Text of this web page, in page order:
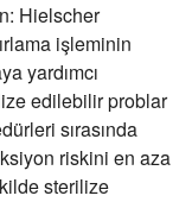
Hielscher
işleminin
yardımcı
edilebilir problar
sırasında
riskini en aza
sterilize